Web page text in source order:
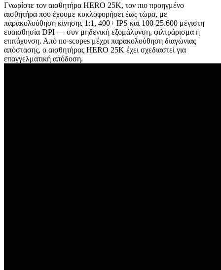
Γνωρίστε τον αισθητήρα HERO 25K, τον πιο προηγμένο
αισθητήρα που έχουμε κυκλοφορήσει έως τώρα, με
παρακολούθηση κίνησης 1:1, 400+ IPS και 100-25.600 μέγιστη
ευαισθησία DPI — συν μηδενική εξομάλυνση, φιλτράρισμα ή
επιτάχυνση. Από no-scopes μέχρι παρακολούθηση διαγώνιας
απόστασης, ο αισθητήρας HERO 25K έχει σχεδιαστεί για
επαγγελματική απόδοση.